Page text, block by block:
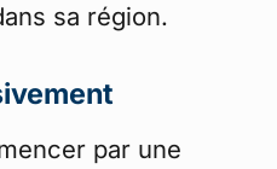
sa région.
par une